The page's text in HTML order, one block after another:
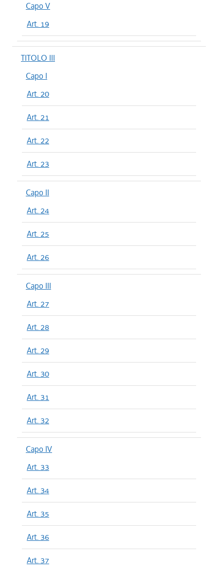
Capo V
Art. 19
TITOLO III
Capo I
Art. 20
Art. 21
Art. 22
Art. 23
Capo II
Art. 24
Art. 25
Art. 26
Capo III
Art. 27
Art. 28
Art. 29
Art. 30
Art. 31
Art. 32
Capo IV
Art. 33
Art. 34
Art. 35
Art. 36
Art. 37